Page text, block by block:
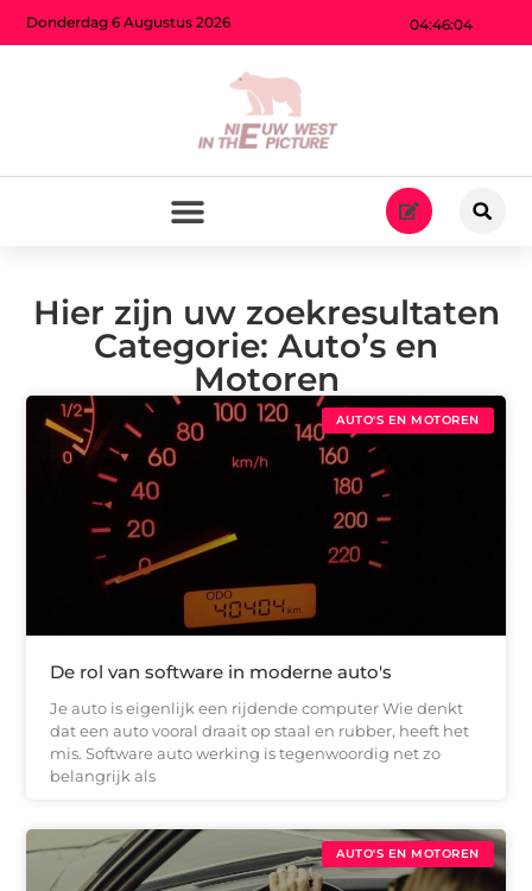
04:46:06
Donderdag 6 Augustus 2026
Hier zijn uw zoekresultaten
Categorie: Auto’s en
Motoren
AUTO'S EN MOTOREN
De rol van software in moderne auto's
Je auto is eigenlijk een rijdende computer Wie denkt
dat een auto vooral draait op staal en rubber, heeft het
mis. Software auto werking is tegenwoordig net zo
belangrijk als
AUTO'S EN MOTOREN